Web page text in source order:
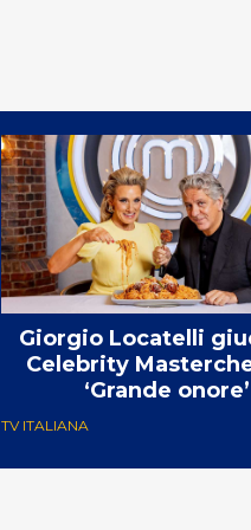
Giorgio Locatelli
Celebrity
‘Grande onore’
TV ITALIANA